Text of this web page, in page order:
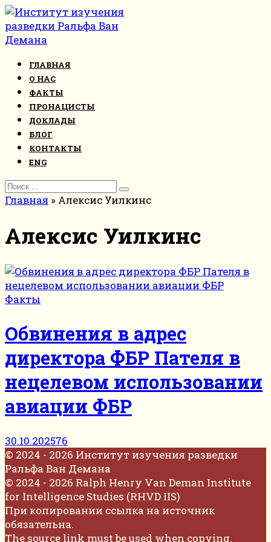
Перейти
к
контенту
ГЛАВНАЯ
О НАС
ФАКТЫ
ПРОНАЦИСТЫ
ДОКЛАДЫ
БЛОГ
КОНТАКТЫ
ENG
Search
for:
Главная » Алексис Уилкинс
Алексис Уилкинс
Факты
Обвинения в адрес
директора ФБР Пателя в
нецелевом использовании
авиации ФБР
30.10.202576
© 2024 - 2026 Институт изучения разведки
Ральфа Ван Демана
© 2024 - 2026 Ralph Henry Van Deman Institute
for Intelligence Studies (RHVD IIS)
При копировании ссылка на источник
обязательна.
The source link must be used when copying.